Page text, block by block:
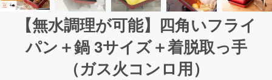
【無水調理が可能】四角いフライ
パン＋鍋 3サイズ＋着脱取っ手
（ガス火コンロ用）